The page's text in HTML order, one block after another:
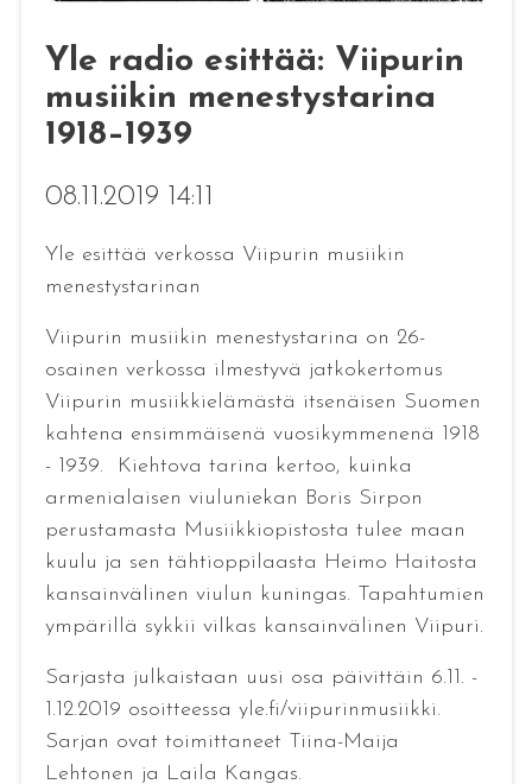
Yle radio esittää: Viipurin
musiikin menestystarina
1918–1939
08.11.2019 14:11
Yle esittää verkossa Viipurin musiikin
menestystarinan
Viipurin musiikin menestystarina on 26-
osainen verkossa ilmestyvä jatkokertomus
Viipurin musiikkielämästä itsenäisen Suomen
kahtena ensimmäisenä vuosikymmenenä 1918
- 1939. Kiehtova tarina kertoo, kuinka
armenialaisen viuluniekan Boris Sirpon
perustamasta Musiikkiopistosta tulee maan
kuulu ja sen tähtioppilaasta Heimo Haitosta
kansainvälinen viulun kuningas. Tapahtumien
ympärillä sykkii vilkas kansainvälinen Viipuri.
Sarjasta julkaistaan uusi osa päivittäin 6.11. -
1.12.2019 osoitteessa yle.fi/viipurinmusiikki.
Sarjan ovat toimittaneet Tiina-Maija
Lehtonen ja Laila Kangas.